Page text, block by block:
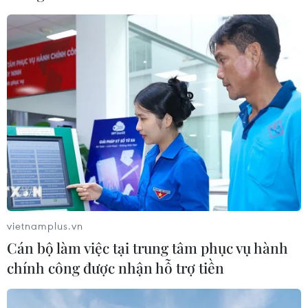
Dầu thô chạm đáy ba tuần khi căng
thẳng tại eo biển Hormuz hạ nhiệt
05/08/2026 00:53
Mexico đứng thứ hai thế giới về xuất
khẩu sản phẩm phục vụ AI
05/08/2026 00:11
Xem thêm
vietnamplus.vn
Cán bộ làm việc tại trung tâm phục vụ hành
chính công được nhận hỗ trợ tiền